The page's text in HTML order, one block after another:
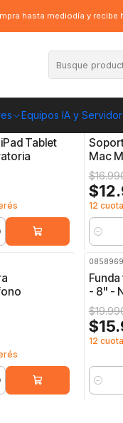
Equipos IA y
hasta mediodía y
Tablet
-24%
Mac
12
Cantidad
- 8" -
12
Cantidad